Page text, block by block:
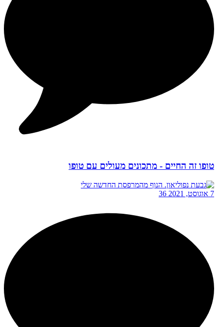
טופו זה החיים - מתכונים מעולים עם טופו
7 אוגוסט, 2021 36